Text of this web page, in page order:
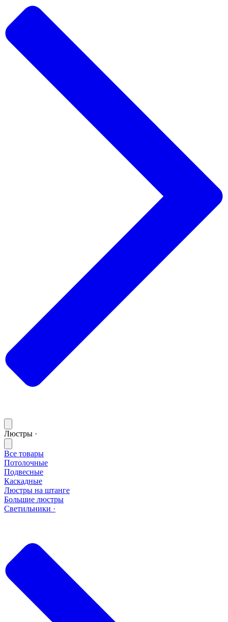
Люстры ·
Все товары
Потолочные
Подвесные
Каскадные
Люстры на штанге
Большие люстры
Светильники ·